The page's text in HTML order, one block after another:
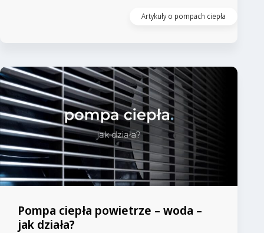
Artykuły o pompach ciepła
Pompa ciepła powietrze – woda –
jak działa?